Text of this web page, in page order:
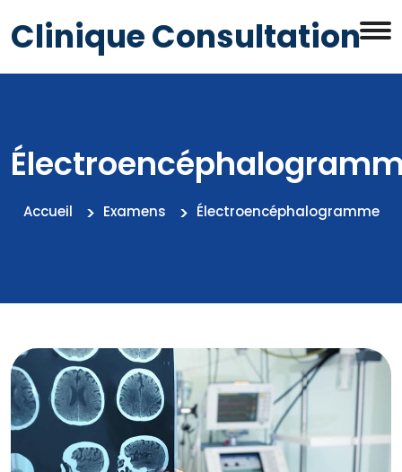
Clinique Consultation
Accueil Examens Électroencéphalogramme